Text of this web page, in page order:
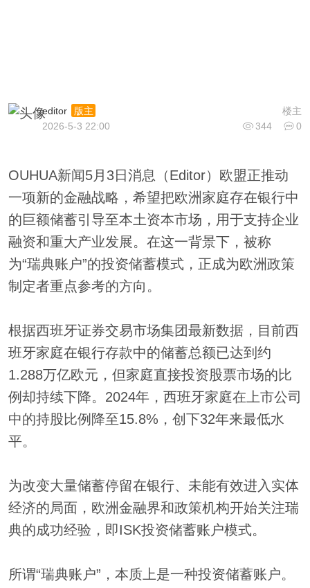
楼主
editor
版主
344
0
2026-5-3 22:00
OUHUA新闻5月3日消息（Editor）欧盟正推动
一项新的金融战略，希望把欧洲家庭存在银行中
的巨额储蓄引导至本土资本市场，用于支持企业
融资和重大产业发展。在这一背景下，被称
为“瑞典账户”的投资储蓄模式，正成为欧洲政策
制定者重点参考的方向。
根据西班牙证券交易市场集团最新数据，目前西
班牙家庭在银行存款中的储蓄总额已达到约
1.288万亿欧元，但家庭直接投资股票市场的比
例却持续下降。2024年，西班牙家庭在上市公司
中的持股比例降至15.8%，创下32年来最低水
平。
为改变大量储蓄停留在银行、未能有效进入实体
经济的局面，欧洲金融界和政策机构开始关注瑞
典的成功经验，即ISK投资储蓄账户模式。
所谓“瑞典账户”，本质上是一种投资储蓄账户。